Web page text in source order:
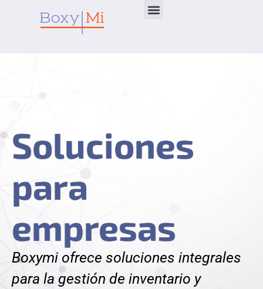
Soluciones
para
empresas
Boxymi ofrece soluciones integrales
para la gestión de inventario y